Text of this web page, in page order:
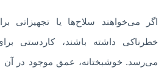
اگر می‌خواهند سلاح‌ها یا تجهیزاتی
خطرناکی داشته باشند، کاردستی
می‌رسد. خوشبختانه، عمق موجود در آن